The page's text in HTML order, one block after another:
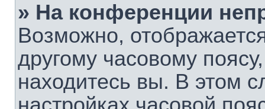
» На конференции
Возможно,
другому часовому
находитесь вы. В этом